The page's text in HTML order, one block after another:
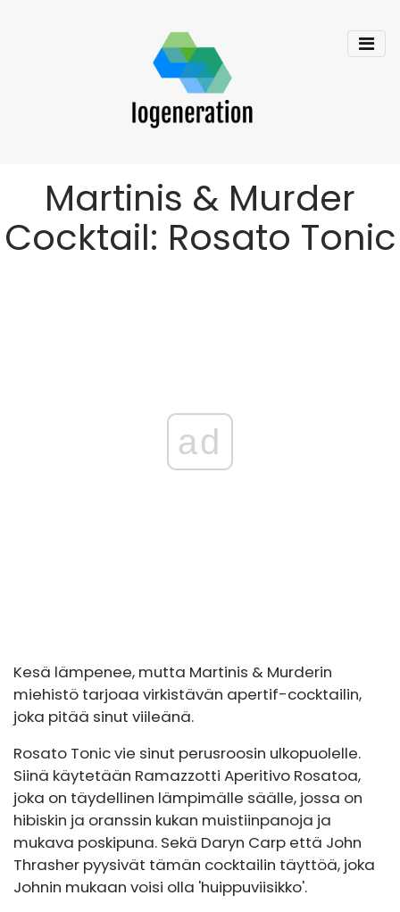
Martinis & Murder
Cocktail: Rosato Tonic
ad
Kesä lämpenee, mutta Martinis & Murderin
miehistö tarjoaa virkistävän apertif-cocktailin,
joka pitää sinut viileänä.
Rosato Tonic vie sinut perusroosin ulkopuolelle.
Siinä käytetään Ramazzotti Aperitivo Rosatoa,
joka on täydellinen lämpimälle säälle, jossa on
hibiskin ja oranssin kukan muistiinpanoja ja
mukava poskipuna. Sekä Daryn Carp että John
Thrasher pyysivät tämän cocktailin täyttöä, joka
Johnin mukaan voisi olla 'huippuviisikko'.